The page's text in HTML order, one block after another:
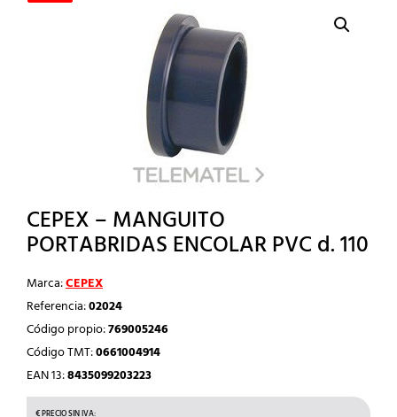
CEPEX – MANGUITO
PORTABRIDAS ENCOLAR PVC d. 110
Marca:CEPEX
Referencia:02024
Código propio:769005246
Código TMT:0661004914
EAN 13:8435099203223